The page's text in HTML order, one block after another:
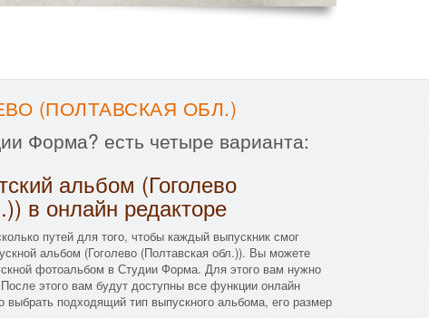
(ПОЛТАВСКАЯ ОБЛ.)
Форма? есть четыре варианта:
альбом (Гоголево
в онлайн редакторе
путей для того, чтобы каждый выпускник смог
альбом (Гоголево (Полтавская обл.)). Вы можете
фотоальбом в Студии Форма. Для этого вам нужно
После этого вам будут доступны все функции онлайн
выбрать подходящий тип выпускного альбома, его размер